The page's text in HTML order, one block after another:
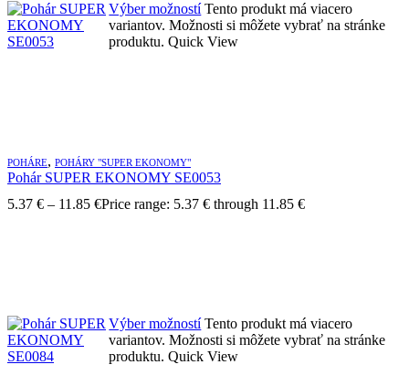
Výber možností Tento produkt má viacero
variantov. Možnosti si môžete vybrať na stránke
produktu.Quick View
POHÁRE, POHÁRY "SUPER EKONOMY"
Pohár SUPER EKONOMY SE0053
5.37 € – 11.85 €Price range: 5.37 € through 11.85 €
Výber možností Tento produkt má viacero
variantov. Možnosti si môžete vybrať na stránke
produktu.Quick View